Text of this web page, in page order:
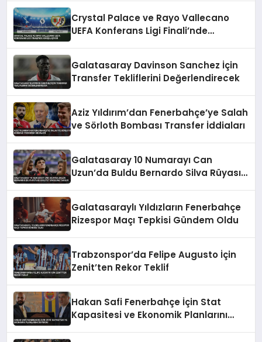
Crystal Palace ve Rayo Vallecano
UEFA Konferans Ligi Finali’nde
Galatasaray Davinson Sanchez İçin
Transfer Tekliflerini Değerlendirecek
Aziz Yıldırım’dan Fenerbahçe’ye Salah
ve Sörloth Bombası Transfer İddiaları
Galatasaray 10 Numarayı Can
Uzun’da Buldu Bernardo Silva Rüyası
Galatasaraylı Yıldızların Fenerbahçe
Rizespor Maçı Tepkisi Gündem Oldu
Trabzonspor’da Felipe Augusto İçin
Zenit’ten Rekor Teklif
Hakan Safi Fenerbahçe İçin Stat
Kapasitesi ve Ekonomik Planlarını